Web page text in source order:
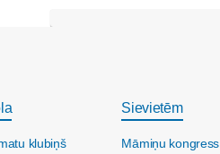
klubiņš
Sievietēm
Māmiņu kongress